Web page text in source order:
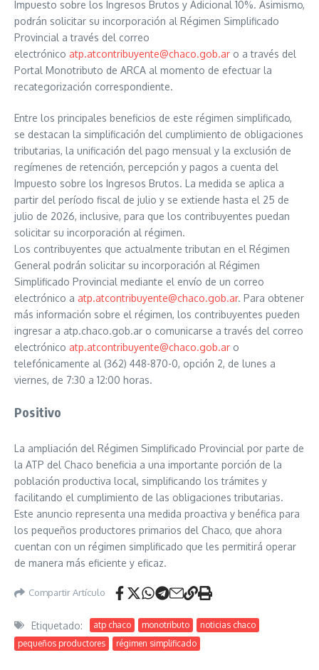
Impuesto sobre los Ingresos Brutos y Adicional 10%. Asimismo,
podrán solicitar su incorporación al Régimen Simplificado
Provincial a través del correo
electrónico atp.atcontribuyente@chaco.gob.ar o a través del
Portal Monotributo de ARCA al momento de efectuar la
recategorización correspondiente.
Entre los principales beneficios de este régimen simplificado,
se destacan la simplificación del cumplimiento de obligaciones
tributarias, la unificación del pago mensual y la exclusión de
regímenes de retención, percepción y pagos a cuenta del
Impuesto sobre los Ingresos Brutos. La medida se aplica a
partir del período fiscal de julio y se extiende hasta el 25 de
julio de 2026, inclusive, para que los contribuyentes puedan
solicitar su incorporación al régimen.
Los contribuyentes que actualmente tributan en el Régimen
General podrán solicitar su incorporación al Régimen
Simplificado Provincial mediante el envío de un correo
electrónico a atp.atcontribuyente@chaco.gob.ar. Para obtener
más información sobre el régimen, los contribuyentes pueden
ingresar a atp.chaco.gob.ar o comunicarse a través del correo
electrónico atp.atcontribuyente@chaco.gob.ar o
telefónicamente al (362) 448-870-0, opción 2, de lunes a
viernes, de 7:30 a 12:00 horas.
Positivo
La ampliación del Régimen Simplificado Provincial por parte de
la ATP del Chaco beneficia a una importante porción de la
población productiva local, simplificando los trámites y
facilitando el cumplimiento de las obligaciones tributarias.
Este anuncio representa una medida proactiva y benéfica para
los pequeños productores primarios del Chaco, que ahora
cuentan con un régimen simplificado que les permitirá operar
de manera más eficiente y eficaz.
Compartir Artículo
Etiquetado: atp chaco monotributo
noticias chaco
pequeños productores
régimen simplificado